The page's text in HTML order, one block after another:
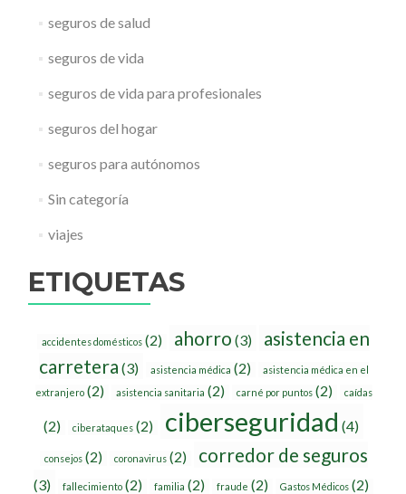
seguros de salud
seguros de vida
seguros de vida para profesionales
seguros del hogar
seguros para autónomos
Sin categoría
viajes
ETIQUETAS
accidentes domésticos (2) ahorro (3)
asistencia en
carretera (3) asistencia médica (2)
asistencia médica en el
extranjero(2) asistencia sanitaria (2) carné por puntos(2) caídas
(2) ciberataques (2) ciberseguridad (4)
consejos(2) coronavirus(2) corredor de seguros
(3) fallecimiento (2) familia (2) fraude (2) Gastos Médicos (2)